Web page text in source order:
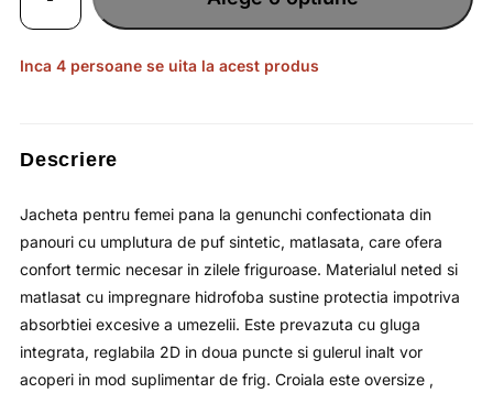
oversize
cu
atasate
si
Inca 4 persoane se uita la acest produs
Descriere
Jacheta pentru femei pana la genunchi confectionata din
panouri cu umplutura de puf sintetic, matlasata, care ofera
confort termic necesar in zilele friguroase. Materialul neted si
matlasat cu impregnare hidrofoba sustine protectia impotriva
absorbtiei excesive a umezelii. Este prevazuta cu gluga
integrata, reglabila 2D in doua puncte si gulerul inalt vor
acoperi in mod suplimentar de frig. Croiala este oversize ,